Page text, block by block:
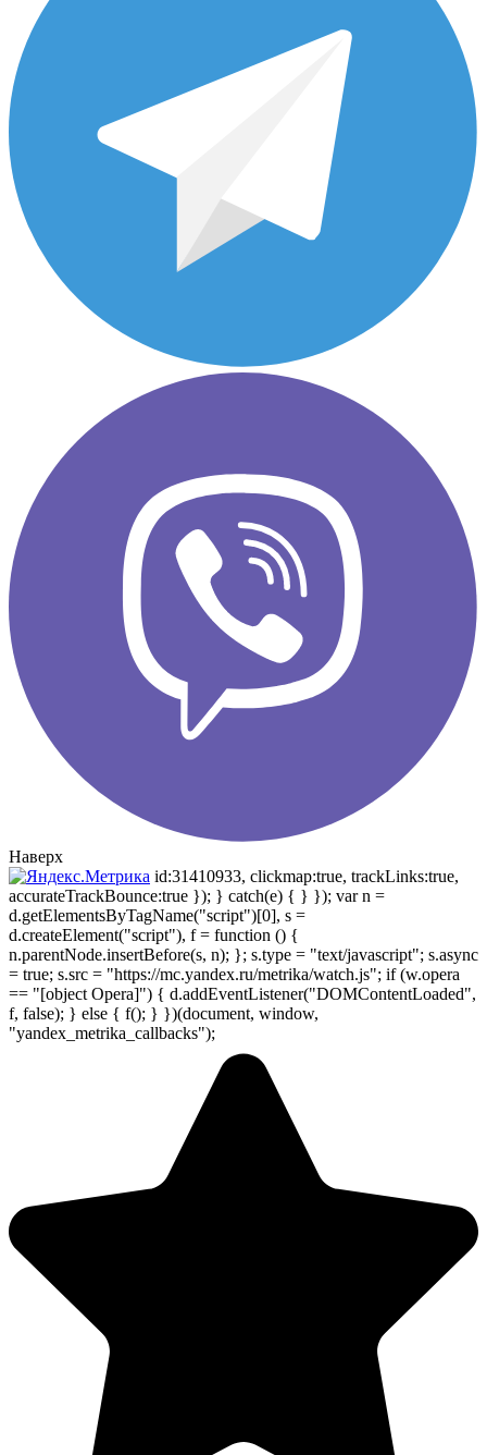
Наверх
id:31410933, clickmap:true, trackLinks:true,
accurateTrackBounce:true }); } catch(e) { } }); var n =
d.getElementsByTagName("script")[0], s =
d.createElement("script"), f = function () {
n.parentNode.insertBefore(s, n); }; s.type = "text/javascript"; s.async
= true; s.src = "https://mc.yandex.ru/metrika/watch.js"; if (w.opera
== "[object Opera]") { d.addEventListener("DOMContentLoaded",
f, false); } else { f(); } })(document, window,
"yandex_metrika_callbacks");